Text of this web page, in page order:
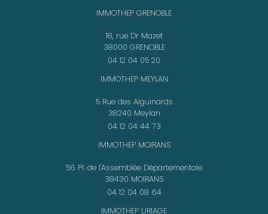
IMMOTHEP GRENOBLE
18, rue Dr Mazet
38000 GRENOBLE
04 12 04 05 20
IMMOTHEP MEYLAN
5 Rue des Aiguinards
38240 Meylan
04 12 04 44 73
IMMOTHEP MOIRANS
56 Pl. de l'Assemblée Départementale
38430 MOIRANS
04 12 04 08 64
IMMOTHEP URIAGE